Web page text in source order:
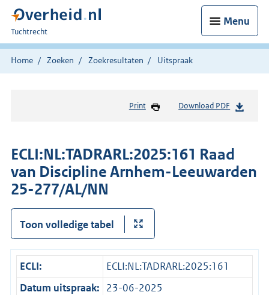
Menu
U
bent
hier:
Tuchtrecht
Home Zoeken Zoekresultaten Uitspraak
Print Download PDF
ECLI:NL:TADRARL:2025:161 Raad
van Discipline Arnhem-Leeuwarden
25-277/AL/NN
Toon volledige tabel
ECLI:
ECLI:NL:TADRARL:2025:161
Datum uitspraak: 23-06-2025